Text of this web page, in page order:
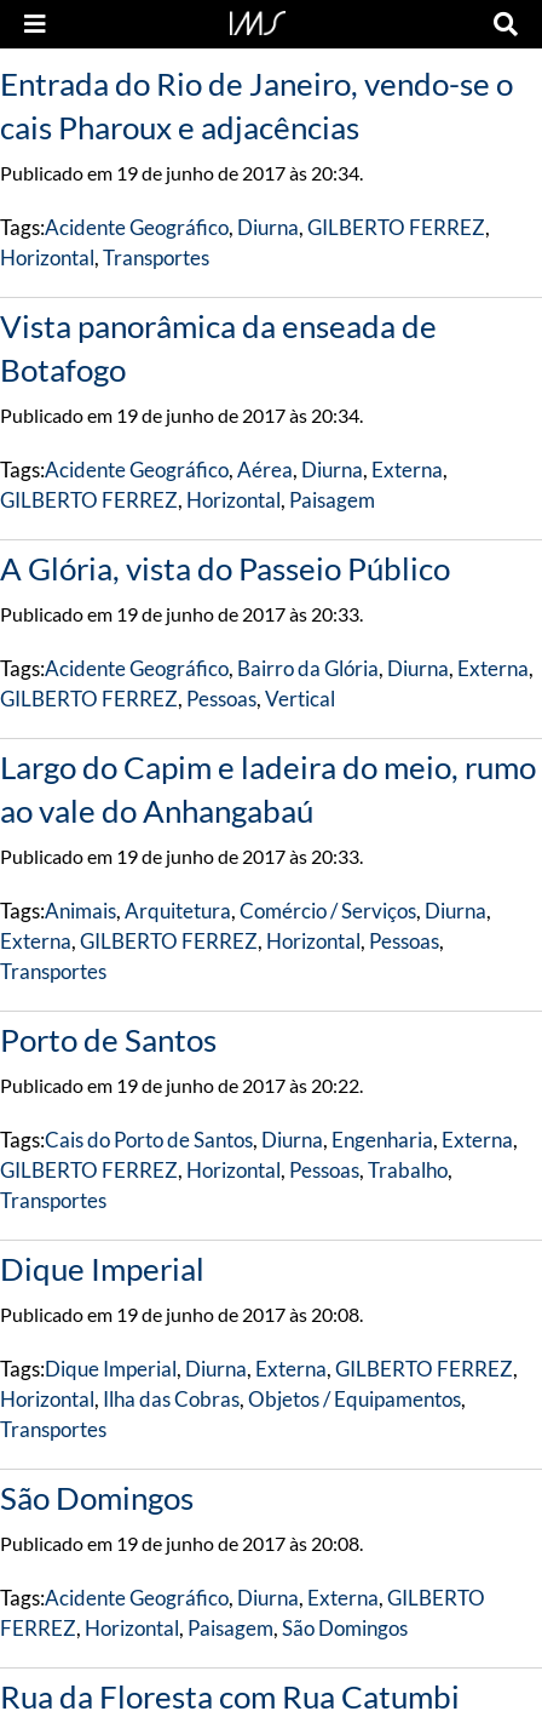
Entrada do Rio de Janeiro, vendo-se o
cais Pharoux e adjacências
Publicado em 19 de junho de 2017 às 20:34.
Tags:Acidente Geográfico, Diurna,GILBERTO FERREZ,
Horizontal,Transportes
Vista panorâmica da enseada de
Botafogo
Publicado em 19 de junho de 2017 às 20:34.
Tags:Acidente Geográfico,Aérea, Diurna, Externa,
GILBERTO FERREZ, Horizontal, Paisagem
A Glória, vista do Passeio Público
Publicado em 19 de junho de 2017 às 20:33.
Tags:Acidente Geográfico, Bairro da Glória, Diurna, Externa,
GILBERTO FERREZ, Pessoas,Vertical
Largo do Capim e ladeira do meio, rumo
ao vale do Anhangabaú
Publicado em 19 de junho de 2017 às 20:33.
Tags:Animais,Arquitetura,Comércio / Serviços, Diurna,
Externa,GILBERTO FERREZ, Horizontal, Pessoas,
Transportes
Porto de Santos
Publicado em 19 de junho de 2017 às 20:22.
Tags:Cais do Porto de Santos, Diurna, Engenharia, Externa,
GILBERTO FERREZ, Horizontal, Pessoas,Trabalho,
Transportes
Dique Imperial
Publicado em 19 de junho de 2017 às 20:08.
Tags:Dique Imperial, Diurna, Externa,GILBERTO FERREZ,
Horizontal, Ilha das Cobras,Objetos / Equipamentos,
Transportes
São Domingos
Publicado em 19 de junho de 2017 às 20:08.
Tags:Acidente Geográfico, Diurna, Externa,GILBERTO
FERREZ, Horizontal, Paisagem,São Domingos
Rua da Floresta com Rua Catumbi